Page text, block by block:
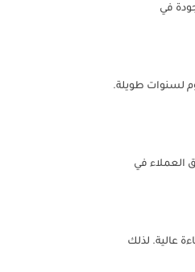
في
لسنوات طويلة.
العملاء في
عالية. لذلك